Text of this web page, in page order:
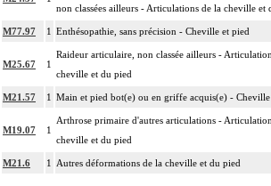
non classées ailleurs - Articulations de la cheville et
M77.97 1 Enthésopathie, sans précision - Cheville et pied
M25.67 1
Raideur articulaire, non classée ailleurs -
cheville et du pied
M21.57 1 Main et pied bot(e) ou en griffe acquis(e) - Cheville
M19.07 1
Arthrose primaire d'autres articulations -
cheville et du pied
M21.6 1 Autres déformations de la cheville et du pied